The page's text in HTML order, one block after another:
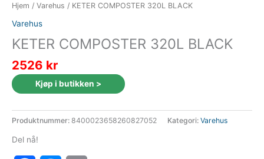
Hjem / Varehus / KETER COMPOSTER 320L BLACK
Varehus
KETER COMPOSTER 320L BLACK
2526 kr
Kjøp i butikken >
Produktnummer: 8400023658260827052 Kategori: Varehus
Del nå!